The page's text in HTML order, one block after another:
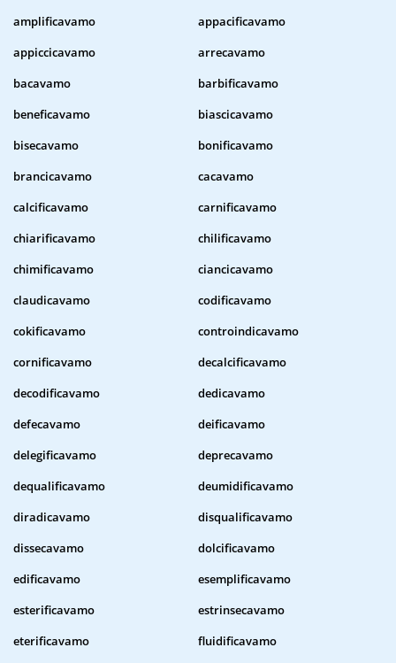
amplificavamo
appacificavamo
appiccicavamo
arrecavamo
bacavamo
barbificavamo
beneficavamo
biascicavamo
bisecavamo
bonificavamo
brancicavamo
cacavamo
calcificavamo
carnificavamo
chiarificavamo
chilificavamo
chimificavamo
ciancicavamo
claudicavamo
codificavamo
cokificavamo
controindicavamo
cornificavamo
decalcificavamo
decodificavamo
dedicavamo
defecavamo
deificavamo
delegificavamo
deprecavamo
dequalificavamo
deumidificavamo
diradicavamo
disqualificavamo
dissecavamo
dolcificavamo
edificavamo
esemplificavamo
esterificavamo
estrinsecavamo
eterificavamo
fluidificavamo